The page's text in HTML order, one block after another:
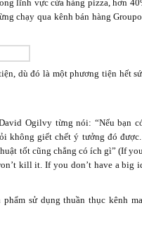
lĩnh vực cửa hàng pizza, hơn
chạy qua kênh bán hàng
dù đó là một phương tiện hết
Ogilvy từng nói: “Nếu bạn
không giết chết ý tưởng đó
tốt cũng chẳng có ích gì” (If
kill it. If you don’t have a big
sử dụng thuần thục kênh